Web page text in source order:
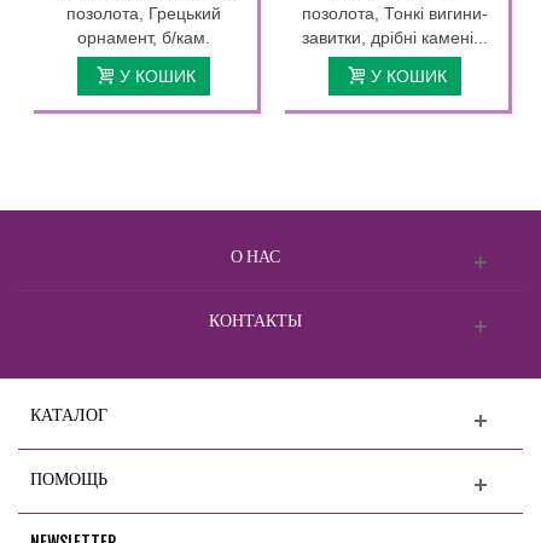
позолота, Грецький
орнамент, б/кам.
У КОШИК
позолота, Тонкі вигини-
завитки, дрібні камені...
У КОШИК
О НАС
КОНТАКТЫ
КАТАЛОГ
ПОМОЩЬ